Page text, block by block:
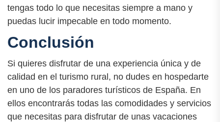
tengas todo lo que necesitas siempre a mano y
puedas lucir impecable en todo momento.
Conclusión
Si quieres disfrutar de una experiencia única y de
calidad en el turismo rural, no dudes en hospedarte
en uno de los paradores turísticos de España. En
ellos encontrarás todas las comodidades y servicios
que necesitas para disfrutar de unas vacaciones